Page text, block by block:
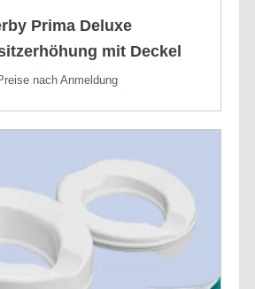
Prima Deluxe
mit Deckel
nach Anmeldung